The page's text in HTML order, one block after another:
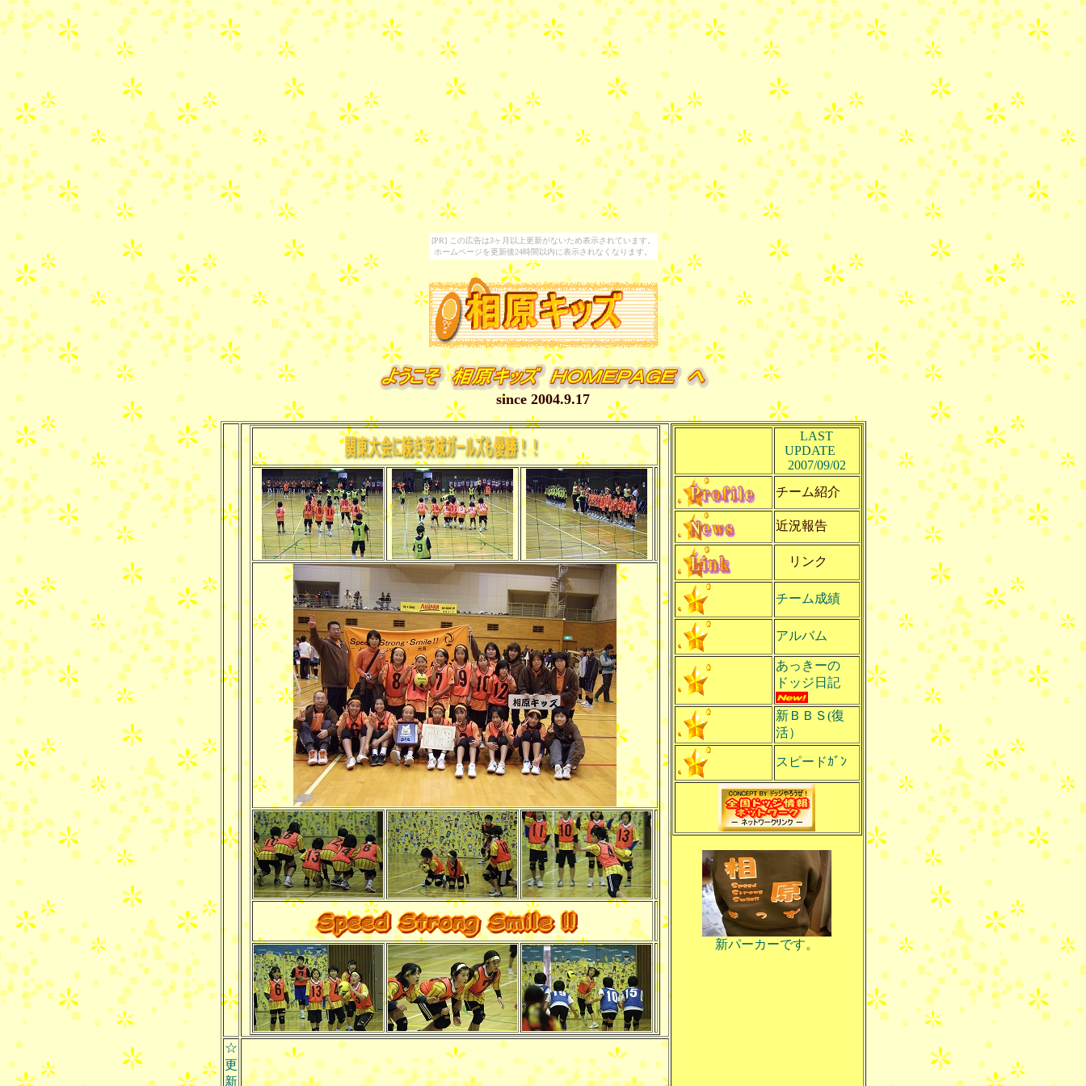
[PR] この広告は3ヶ月以上更新がないため表示されています。
ホームページを更新後24時間以内に表示されなくなります。
since 2004.9.17
LAST
UPDATE
2007/09/02
チーム紹介
近況報告
リンク
チーム成績
アルバム
あっきーの
ドッジ日記
新ＢＢＳ(復
活）
スピードｶﾞﾝ
新パーカーです。
☆
更
新